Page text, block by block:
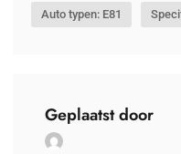
Auto typen: E81
Geplaatst door